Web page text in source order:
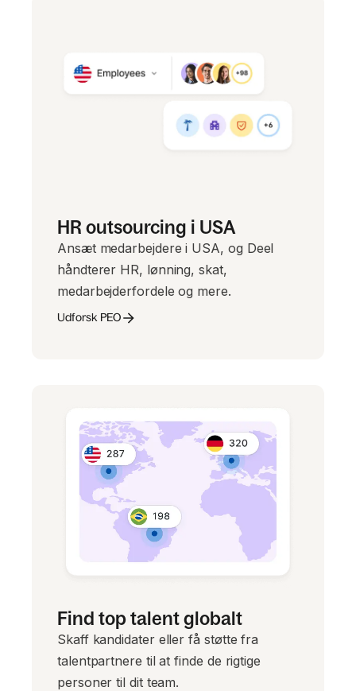
HR outsourcing i USA
Ansæt medarbejdere i USA, og Deel
håndterer HR, lønning, skat,
medarbejderfordele og mere.
Udforsk PEO
Find top talent globalt
Skaff kandidater eller få støtte fra
talentpartnere til at finde de rigtige
personer til dit team.